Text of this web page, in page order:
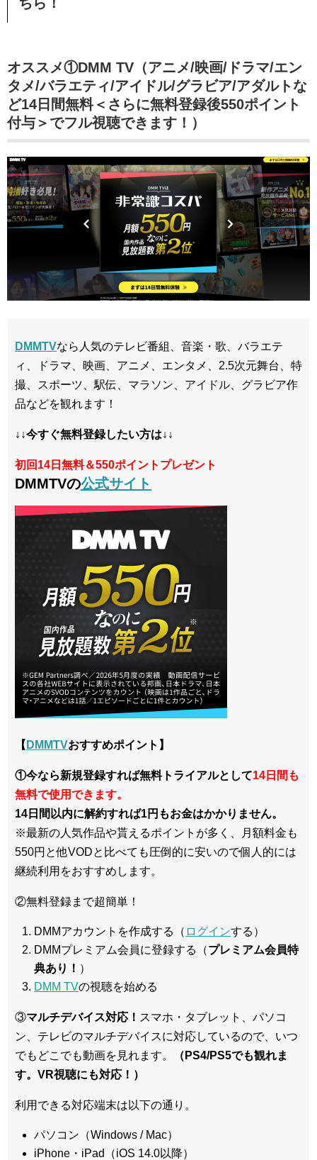
オススメ①DMM TV（アニメ/映画/ドラマ/エン
タメ/バラエティ/アイドル/グラビア/アダルトな
ど14日間無料＜さらに無料登録後550ポイント
付与＞でフル視聴できます！）
DMMTVなら人気のテレビ番組、音楽・歌、バラエテ
ィ、ドラマ、映画、アニメ、エンタメ、2.5次元舞台、特
撮、スポーツ、駅伝、マラソン、アイドル、グラビア作
品などを観れます！
↓↓今すぐ無料登録したい方は↓↓
初回14日無料＆550ポイントプレゼント
DMMTVの公式サイト
【 DMMTVおすすめポイント】
①今なら新規登録すれば無料トライアルとして14日間も
無料で使用できます。
14日間以内に解約すれば1円もお金はかかりません。
※最新の人気作品や貰えるポイントが多く、月額料金も
550円と他VODと比べても圧倒的に安いので個人的には
継続利用をおすすめします。
②無料登録まで超簡単！
DMMアカウントを作成する（ ログインする）
DMMプレミアム会員に登録する（プレミアム会員特
典あり！ ）
DMM TVの視聴を始める
③マルチデバイス対応！ スマホ・タブレット、パソコ
ン、テレビのマルチデバイスに対応しているので、いつ
でもどこでも動画を見れます。
（PS4/PS5でも観れま
す。VR視聴にも対応！）
利用できる対応端末は以下の通り。
パソコン（Windows / Mac）
iPhone・iPad（iOS 14.0以降）